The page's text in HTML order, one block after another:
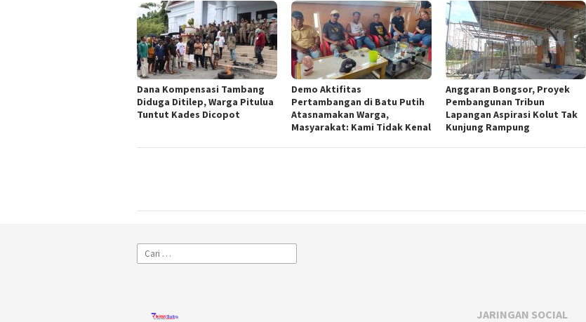
Dana Kompensasi Tambang
Diduga Ditilep, Warga Pitulua
Tuntut Kades Dicopot
Demo Aktifitas
Pertambangan di Batu Putih
Atasnamakan Warga,
Masyarakat: Kami Tidak Kenal
Anggaran Bongsor, Proyek
Pembangunan Tribun
Lapangan Aspirasi Kolut Tak
Kunjung Rampung
Cari
untuk:
JARINGAN SOCIAL